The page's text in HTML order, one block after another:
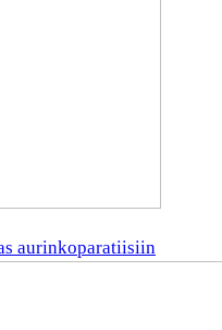
aurinkoparatiisiin